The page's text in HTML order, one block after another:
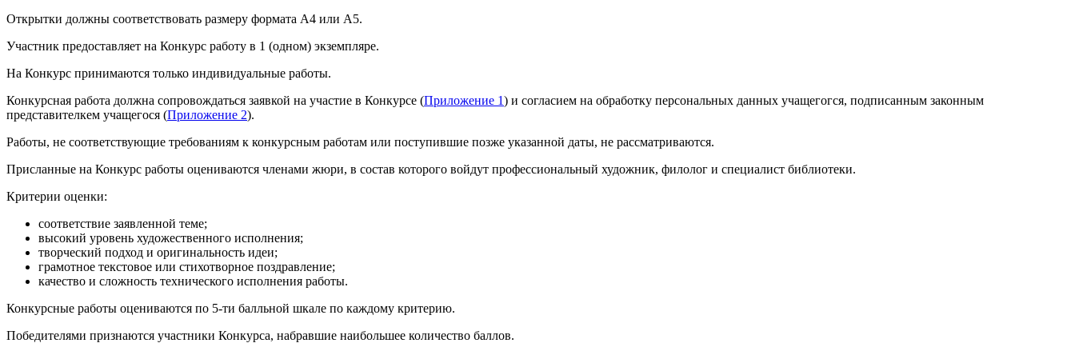
Открытки должны соответствовать размеру формата А4 или А5.
Участник предоставляет на Конкурс работу в 1 (одном) экземпляре.
На Конкурс принимаются только индивидуальные работы.
Конкурсная работа должна сопровождаться заявкой на участие в Конкурсе (Приложение 1) и согласием на обработку персональных данных учащегогся, подписанным законным
представителкем учащегося (Приложение 2).
Работы, не соответствующие требованиям к конкурсным работам или поступившие позже указанной даты, не рассматриваются.
Присланные на Конкурс работы оцениваются членами жюри, в состав которого войдут профессиональный художник, филолог и специалист библиотеки.
Критерии оценки:
соответствие заявленной теме;
высокий уровень художественного исполнения;
творческий подход и оригинальность идеи;
грамотное текстовое или стихотворное поздравление;
качество и сложность технического исполнения работы.
Конкурсные работы оцениваются по 5-ти балльной шкале по каждому критерию.
Победителями признаются участники Конкурса, набравшие наибольшее количество баллов.